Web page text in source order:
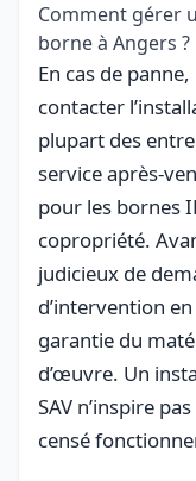
Comment gérer
borne à Angers ?
En cas de
contacter
plupart des
service après-
pour les bornes
copropriété.
judicieux de
d’intervention
garantie du
d’œuvre. Un
SAV n’inspire
censé